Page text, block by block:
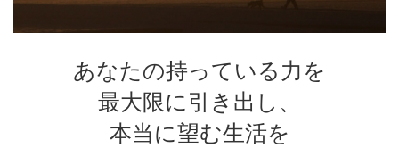
あなたの持っている力を
最大限に引き出し、
本当に望む生活を